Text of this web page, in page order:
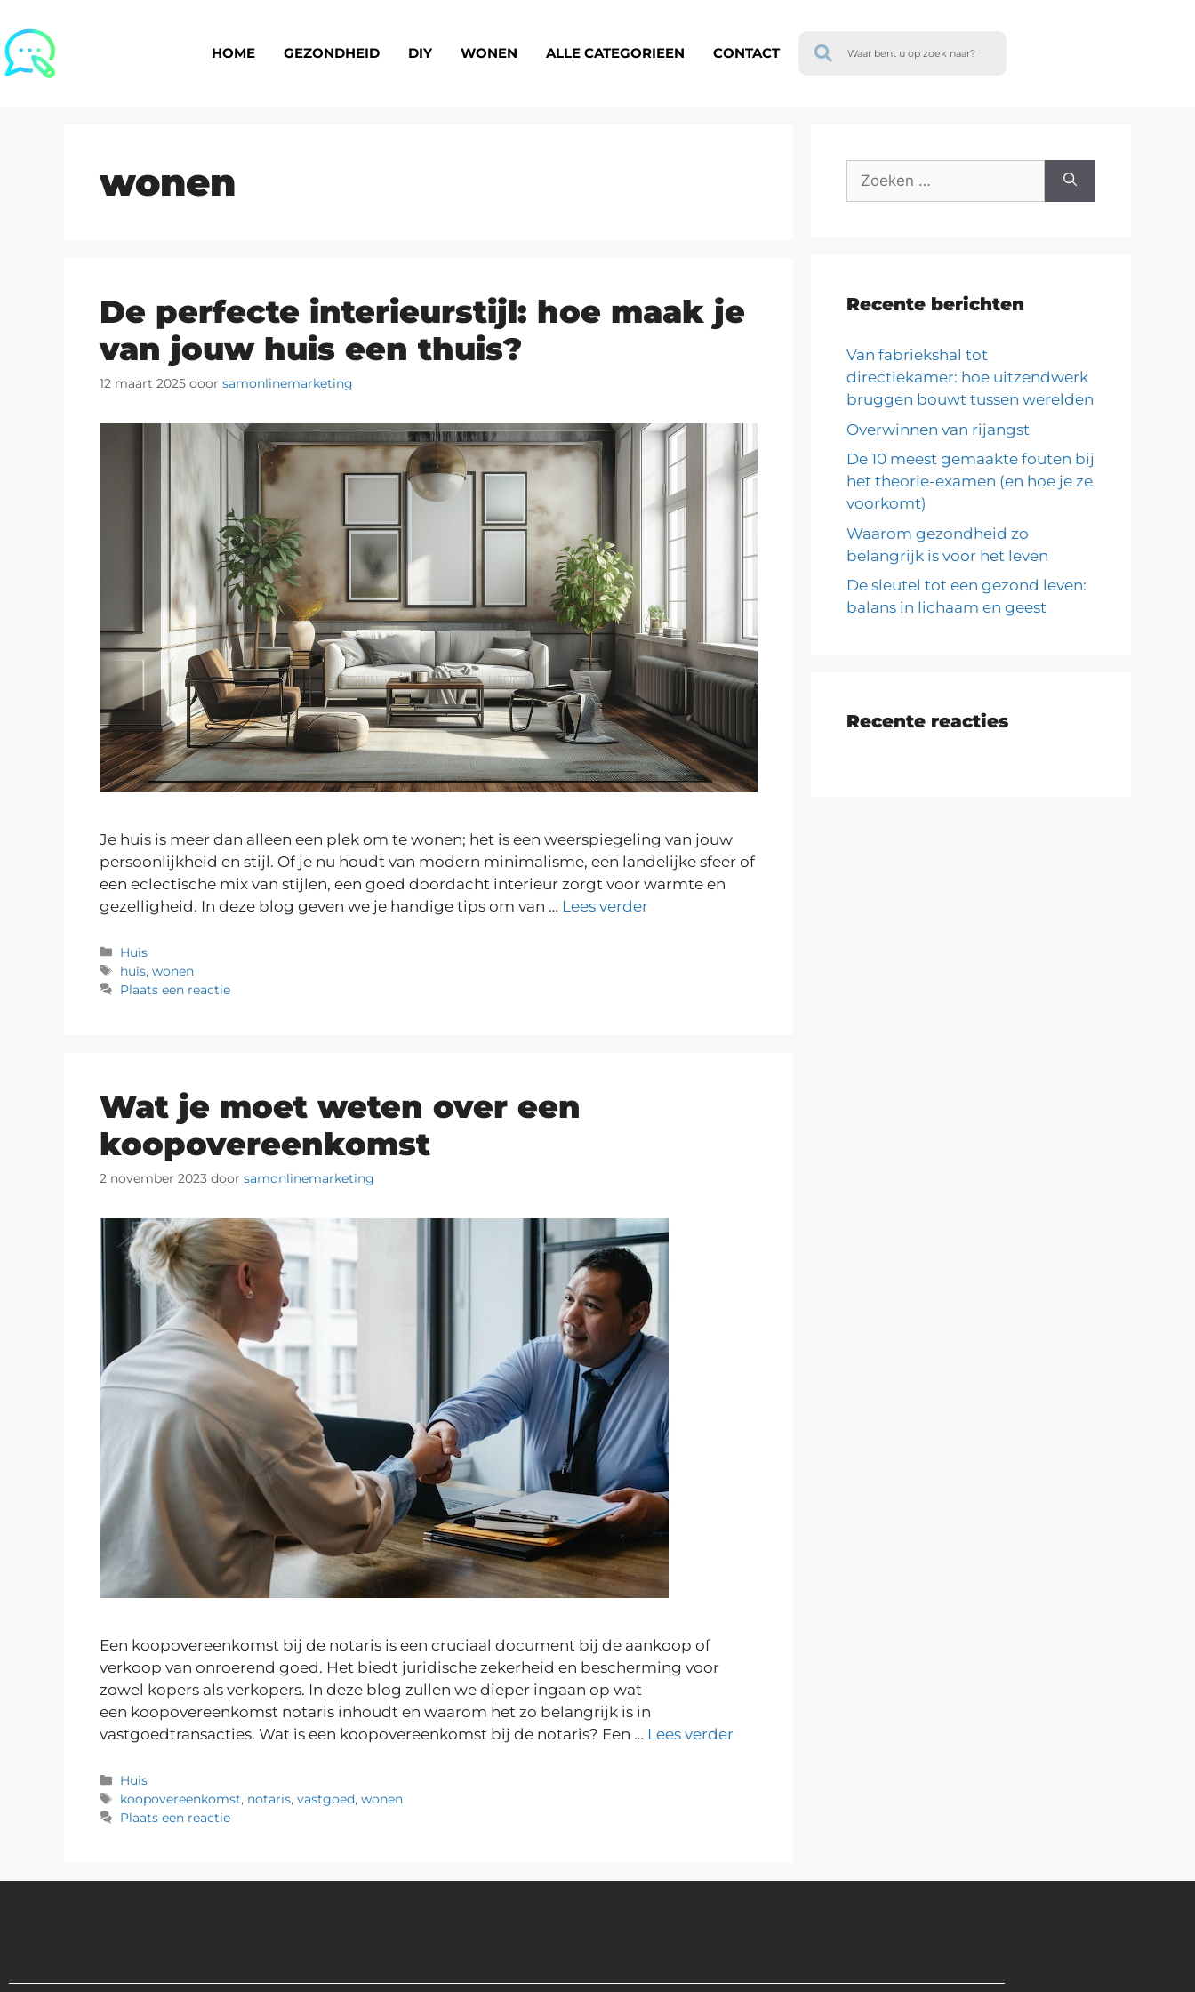
HOME GEZONDHEID DIY WONEN ALLE CATEGORIEEN CONTACT
wonen
De perfecte interieurstijl: hoe maak je
van jouw huis een thuis?
12 maart 2025 door samonlinemarketing
Je huis is meer dan alleen een plek om te wonen; het is een weerspiegeling van jouw
persoonlijkheid en stijl. Of je nu houdt van modern minimalisme, een landelijke sfeer of
een eclectische mix van stijlen, een goed doordacht interieur zorgt voor warmte en
gezelligheid. In deze blog geven we je handige tips om van … Lees verder
Huis
huis,wonen
Plaats een reactie
Wat je moet weten over een
koopovereenkomst
2 november 2023 door samonlinemarketing
Een koopovereenkomst bij de notaris is een cruciaal document bij de aankoop of
verkoop van onroerend goed. Het biedt juridische zekerheid en bescherming voor
zowel kopers als verkopers. In deze blog zullen we dieper ingaan op wat
een koopovereenkomst notaris inhoudt en waarom het zo belangrijk is in
vastgoedtransacties. Wat is een koopovereenkomst bij de notaris? Een … Lees verder
Huis
koopovereenkomst, notaris,vastgoed,wonen
Plaats een reactie
Recente berichten
Van fabriekshal tot
directiekamer: hoe uitzendwerk
bruggen bouwt tussen werelden
Overwinnen van rijangst
De 10 meest gemaakte fouten bij
het theorie-examen (en hoe je ze
voorkomt)
Waarom gezondheid zo
belangrijk is voor het leven
De sleutel tot een gezond leven:
balans in lichaam en geest
Recente reacties